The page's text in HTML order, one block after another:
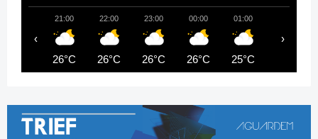
21:00
26°C
22:00
26°C
23:00
26°C
00:00
26°C
01:00
25°C
‹ ›